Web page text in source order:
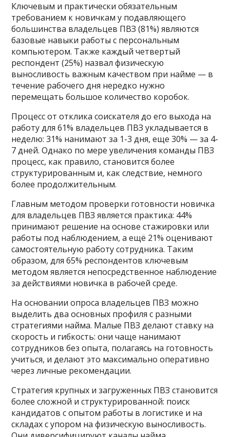
Ключевым и практически обязательным
требованием к новичкам у подавляющего
большинства владельцев ПВЗ (81%) являются
базовые навыки работы с персональным
компьютером. Также каждый четвертый
респондент (25%) назвал физическую
выносливость важным качеством при найме — в
течение рабочего дня нередко нужно
перемещать большое количество коробок.
Процесс от отклика соискателя до его выхода на
работу для 61% владельцев ПВЗ укладывается в
неделю: 31% нанимают за 1-3 дня, еще 30% — за 4-
7 дней. Однако по мере увеличения команды ПВЗ
процесс, как правило, становится более
структурированным и, как следствие, немного
более продолжительным.
Главным методом проверки готовности новичка
для владельцев ПВЗ является практика: 44%
принимают решение на основе стажировки или
работы под наблюдением, а ещё 21% оценивают
самостоятельную работу сотрудника. Таким
образом, для 65% респондентов ключевым
методом является непосредственное наблюдение
за действиями новичка в рабочей среде.
На основании опроса владельцев ПВЗ можно
выделить два основных профиля с разными
стратегиями найма. Малые ПВЗ делают ставку на
скорость и гибкость: они чаще нанимают
сотрудников без опыта, полагаясь на готовность
учиться, и делают это максимально оперативно
через личные рекомендации.
Стратегия крупных и загруженных ПВЗ становится
более сложной и структурированной: поиск
кандидатов с опытом работы в логистике и на
складах с упором на физическую выносливость.